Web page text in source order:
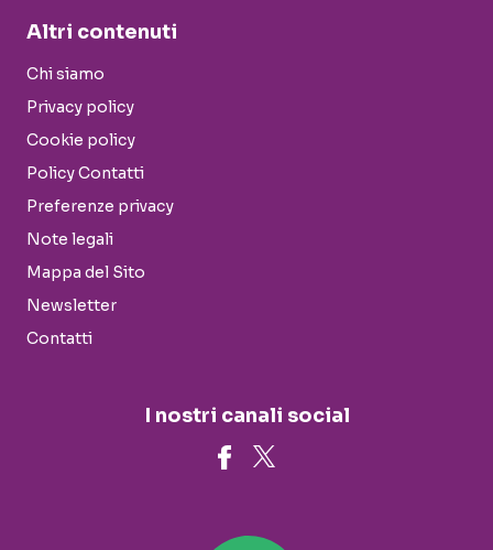
Altri contenuti
Chi siamo
Privacy policy
Cookie policy
Policy Contatti
Preferenze privacy
Note legali
Mappa del Sito
Newsletter
Contatti
I nostri canali social